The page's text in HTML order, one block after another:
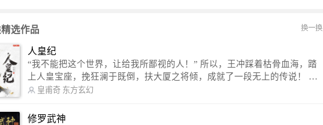
精选作品 换一换
人皇纪
“我不能把这个世界，让给我所鄙视的人！” 所以，王冲踩着枯骨血海，踏
上人皇宝座，挽狂澜于既倒，扶大厦之将倾，成就了一段无上的传说！ 微
信公众号：皇甫奇 （微信号：huangfuqi1985） 新浪微博：皇甫奇（地址：
皇甫奇 东方玄幻
修罗武神